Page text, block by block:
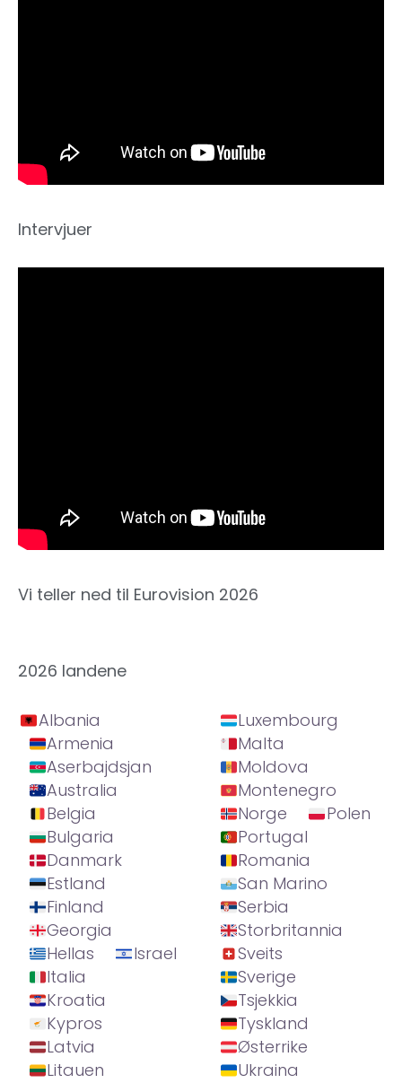
Intervjuer
Vi teller ned til Eurovision 2026
2026 landene
Albania
Armenia
Aserbajdsjan
Australia
Belgia
Bulgaria
Danmark
Estland
Finland
Georgia
Hellas
Israel
Italia
Kroatia
Kypros
Latvia
Litauen
Luxembourg
Malta
Moldova
Montenegro
Norge
Polen
Portugal
Romania
San Marino
Serbia
Storbritannia
Sveits
Sverige
Tsjekkia
Tyskland
Østerrike
Ukraina